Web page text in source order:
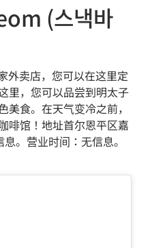
(스낵바
外卖店，您可以在这里定
里，您可以品尝到明太子
食。在天气变冷之前，
啡馆！地址首尔恩平区嘉
。营业时间：无信息。